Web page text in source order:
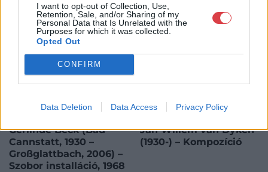
I want to opt-out of Collection, Use,
Retention, Sale, and/or Sharing of my
Personal Data that Is Unrelated with the
Purposes for which it was collected.
Opted Out
CONFIRM
Data Deletion Data Access Privacy Policy
FESTMÉNY, GRAFIKA
Gerlinde Beck (Bad
Cannstatt, 1930 –
Großglattbach, 2006) –
Szobor installáció, 1968
FESTMÉNY, GRAFIKA
Jan Willem van Dyken
(1930-) – Kompozíció